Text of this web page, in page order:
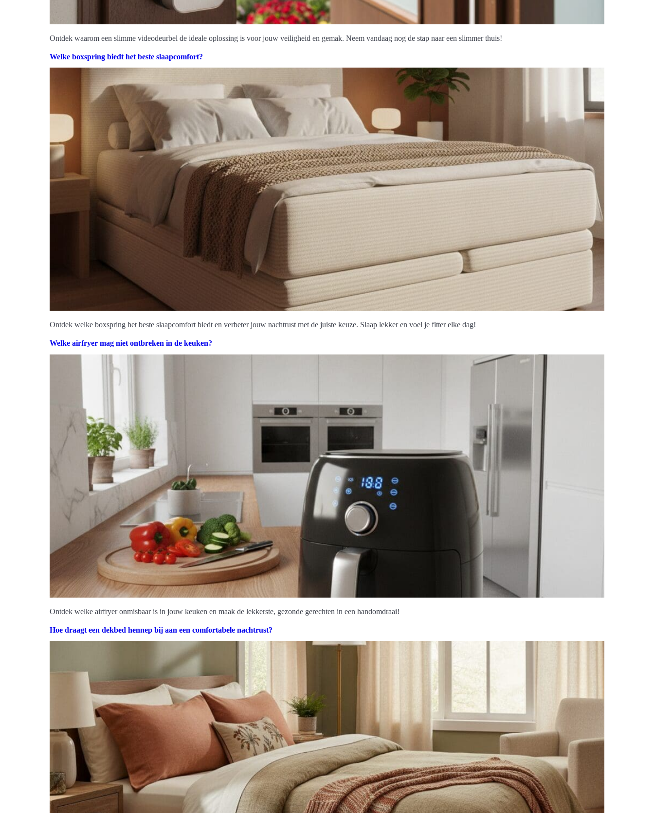
Ontdek waarom een slimme videodeurbel de ideale oplossing is voor jouw veiligheid en gemak. Neem vandaag nog de stap naar een slimmer thuis!
Welke boxspring biedt het beste slaapcomfort?
Ontdek welke boxspring het beste slaapcomfort biedt en verbeter jouw nachtrust met de juiste keuze. Slaap lekker en voel je fitter elke dag!
Welke airfryer mag niet ontbreken in de keuken?
Ontdek welke airfryer onmisbaar is in jouw keuken en maak de lekkerste, gezonde gerechten in een handomdraai!
Hoe draagt een dekbed hennep bij aan een comfortabele nachtrust?